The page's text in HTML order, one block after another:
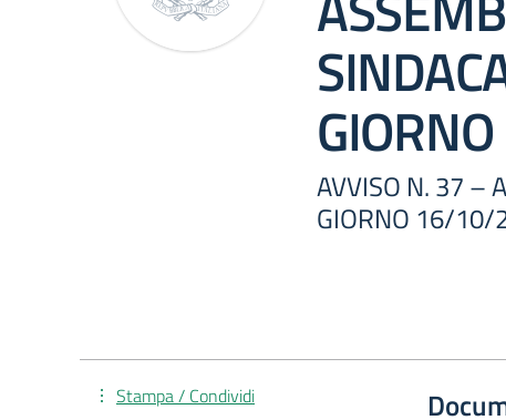
AVVISO N. 37 –
GIORNO 16/10/
Stampa / Condividi